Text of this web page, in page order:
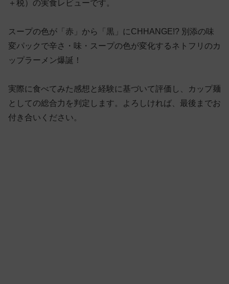
＋税）の実食レビューです。
スープの色が「赤」から「黒」にCHHANGE!? 別添の味
変パックで辛さ・味・スープの色が変化するネトフリのカ
ップラーメン爆誕！
実際に食べてみた感想と経験に基づいて評価し、カップ麺
としての総合力を判定します。よろしければ、最後までお
付き合いください。